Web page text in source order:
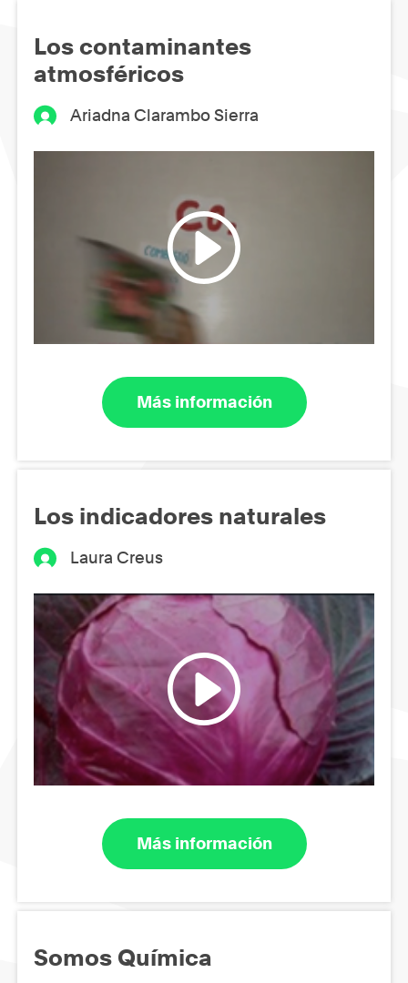
Los contaminantes
atmosféricos
Ariadna Clarambo Sierra
Más información
Los indicadores naturales
Laura Creus
Más información
Somos Química